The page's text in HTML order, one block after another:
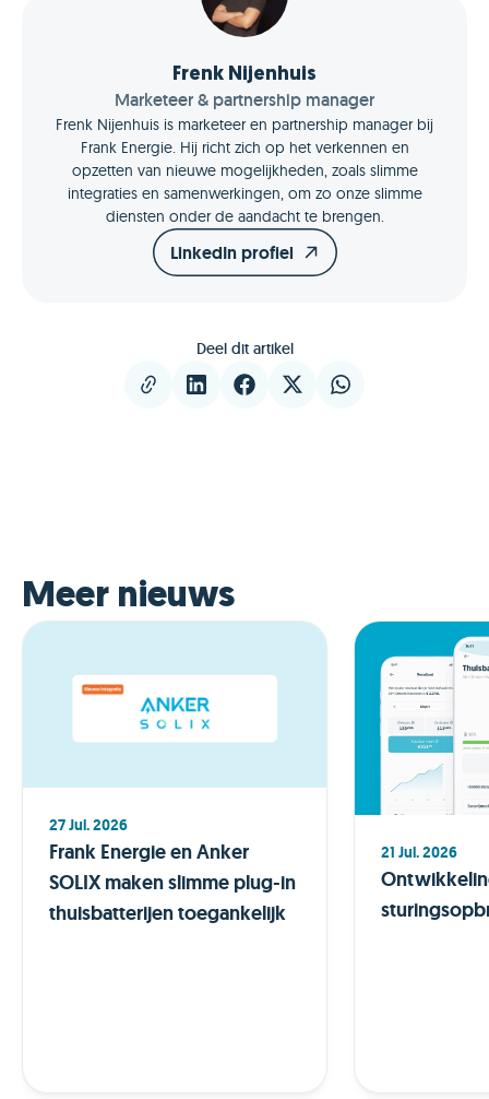
Frenk Nijenhuis
Marketeer & partnership manager
Frenk Nijenhuis is marketeer en partnership manager bij
Frank Energie. Hij richt zich op het verkennen en
opzetten van nieuwe mogelijkheden, zoals slimme
integraties en samenwerkingen, om zo onze slimme
diensten onder de aandacht te brengen.
LinkedIn profiel
Deel dit artikel
Meer nieuws
27 Jul. 2026
Frank Energie en Anker
SOLIX maken slimme plug-in
thuisbatterijen toegankelijk
21 Jul. 2026